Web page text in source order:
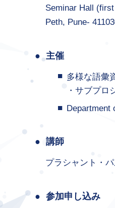
Seminar Hall
Peth, Pune-
主催
多様な語彙
・サブプロ
Department
講師
プラシャント・
参加申し込み